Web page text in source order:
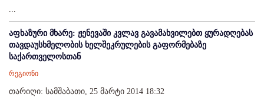
...
აფხაზური მხარე: ჟენევაში კვლავ გავამახვილებთ ყურადღებას
თავდაუსხმელობის ხელშეკრულების გაფორმებაზე
საქართველოსთან
რეგიონი
თარიღი: სამშაბათი, 25 მარტი 2014 18:32